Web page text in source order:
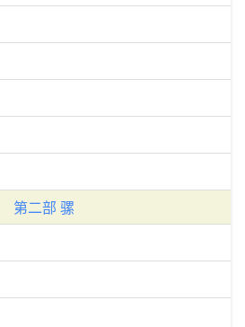
第二部 骡